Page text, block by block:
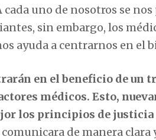
uno de nosotros se
sin embargo, los
ayuda a centrarnos en el
en el beneficio de un
médicos. Esto,
los principios de justicia
de manera clara